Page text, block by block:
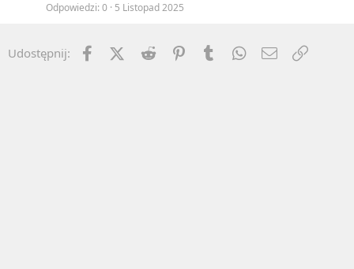
Odpowiedzi 0 5 Listopad 2025
Udostępnij: FacebookX (Twitter)
Reddit PinterestTumblr WhatsApp
Email